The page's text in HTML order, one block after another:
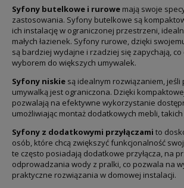
Syfony butelkowe i rurowe mają swoje
zastosowania. Syfony butelkowe są
ich instalację w ograniczonej przestrzeni,
małych łazienek. Syfony rurowe, dzięki
są bardziej wydajne i rzadziej się zapychają,
wyborem do większych umywalek.
Syfony niskie są idealnym rozwiązaniem,
umywalką jest ograniczona. Dzięki
pozwalają na efektywne wykorzystanie
umożliwiając montaż dodatkowych mebli,
Syfony z dodatkowymi przyłączami to
osób, które chcą zwiększyć funkcjonalność
te często posiadają dodatkowe przyłącza, na
odprowadzania wody z pralki, co pozwala na
praktyczne rozwiązania w domowej instalacji.